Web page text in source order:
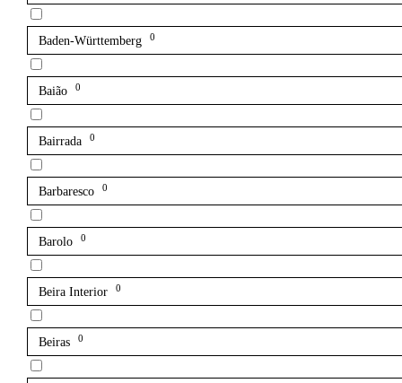
Baden-Württemberg 0
Baião 0
Bairrada 0
Barbaresco 0
Barolo 0
Beira Interior 0
Beiras 0